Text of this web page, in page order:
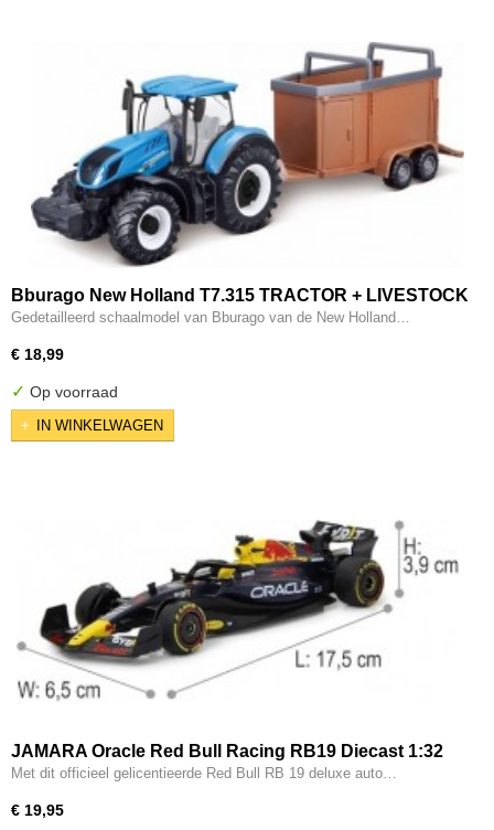
Bburago New Holland T7.315 TRACTOR + LIVESTOCK
FORWARDER blauw/bruin schaalmodel 10 CM
Gedetailleerd schaalmodel van Bburago van de New Holland…
€ 18,99
✓ Op voorraad
IN WINKELWAGEN
JAMARA Oracle Red Bull Racing RB19 Diecast 1:32
Met dit officieel gelicentieerde Red Bull RB 19 deluxe auto…
€ 19,95